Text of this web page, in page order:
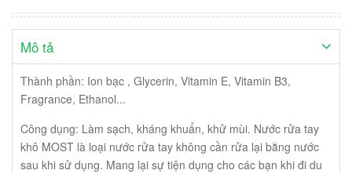
Mô tả
Thành phần: Ion bạc , Glycerin, Vitamin E, Vitamin B3,
Fragrance, Ethanol...
Công dụng: Làm sạch, kháng khuẩn, khử mùi. Nước rửa tay
khô MOST là loại nước rửa tay không cần rửa lại bằng nước
sau khi sử dụng. Mang lại sự tiện dụng cho các bạn khi đi du